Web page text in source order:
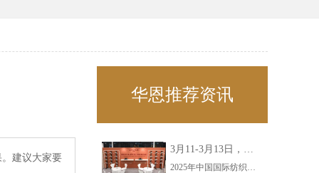
建议大家要
华恩推荐资讯
3月11-3月13日，华恩诚邀您共赴上海面辅料春夏展——华恩
2025年中国国际纺织面料及辅料（春夏）博览会即将盛大开启！感谢您对华恩品牌的关注！3.11-3.13，杭州华恩（LEMONLEE）诚邀您共赴这场春日的宴会！